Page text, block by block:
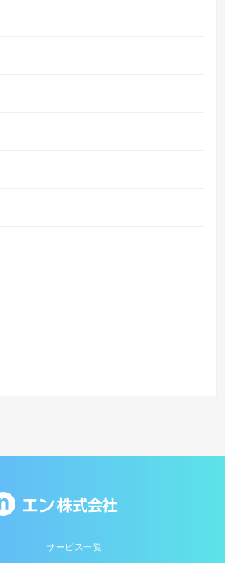
サービス一覧